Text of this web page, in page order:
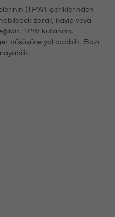
(TPW) içeriklerinden
zarar, kayıp veya
TPW kullanımı,
düşüşüne yol açabilir. Bazı